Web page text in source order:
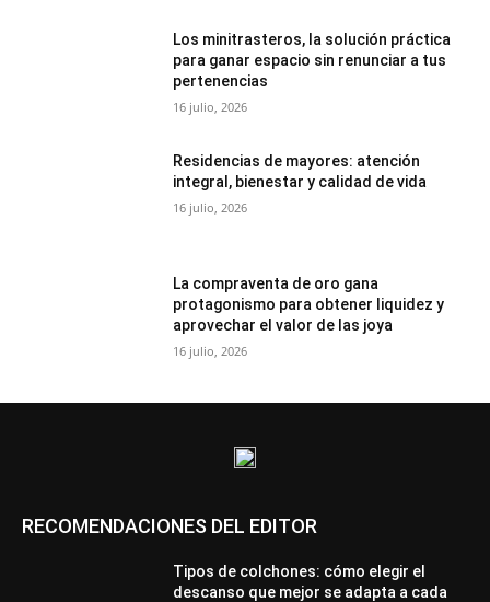
Los minitrasteros, la solución práctica
para ganar espacio sin renunciar a tus
pertenencias
16 julio, 2026
Residencias de mayores: atención
integral, bienestar y calidad de vida
16 julio, 2026
La compraventa de oro gana
protagonismo para obtener liquidez y
aprovechar el valor de las joya
16 julio, 2026
RECOMENDACIONES DEL EDITOR
Tipos de colchones: cómo elegir el
descanso que mejor se adapta a cada